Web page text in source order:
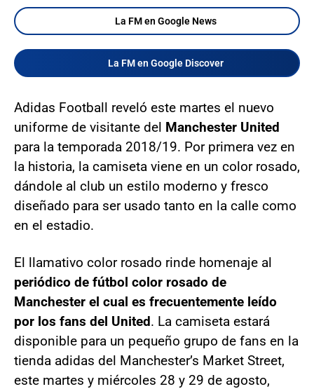
La FM en Google News
La FM en Google Discover
Adidas Football reveló este martes el nuevo
uniforme de visitante del Manchester United
para la temporada 2018/19. Por primera vez en
la historia, la camiseta viene en un color rosado,
dándole al club un estilo moderno y fresco
diseñado para ser usado tanto en la calle como
en el estadio.
El llamativo color rosado rinde homenaje al
periódico de fútbol color rosado de
Manchester el cual es frecuentemente leído
por los fans del United. La camiseta estará
disponible para un pequeño grupo de fans en la
tienda adidas del Manchester’s Market Street,
este martes y miércoles 28 y 29 de agosto,